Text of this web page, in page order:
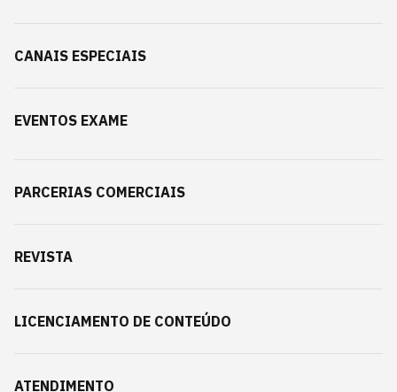
CANAIS ESPECIAIS
EVENTOS EXAME
PARCERIAS COMERCIAIS
REVISTA
LICENCIAMENTO DE CONTEÚDO
ATENDIMENTO